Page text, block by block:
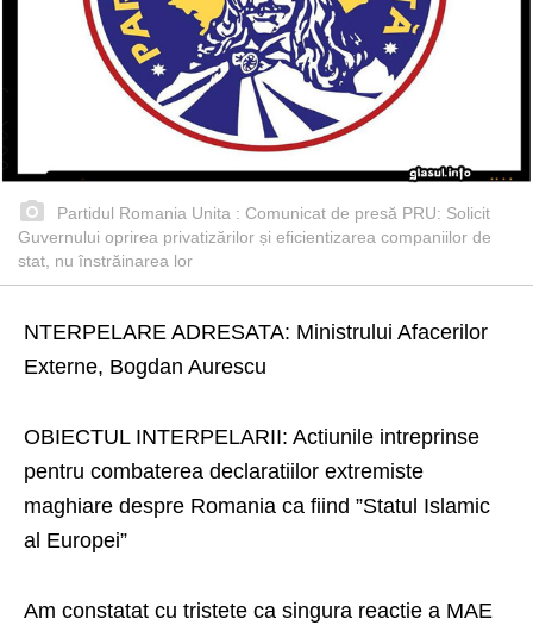
Partidul Romania Unita : Comunicat de presă PRU: Solicit
Guvernului oprirea privatizărilor și eficientizarea companiilor de
stat, nu înstrăinarea lor
NTERPELARE ADRESATA: Ministrului Afacerilor
Externe, Bogdan Aurescu
OBIECTUL INTERPELARII: Actiunile intreprinse
pentru combaterea declaratiilor extremiste
maghiare despre Romania ca fiind ”Statul Islamic
al Europei”
Am constatat cu tristete ca singura reactie a MAE